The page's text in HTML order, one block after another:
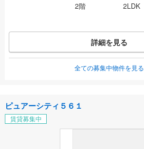
2階 2LDK
詳細を見る
全ての募集中物件を見る
ピュアーシティ５６１
賃貸募集中